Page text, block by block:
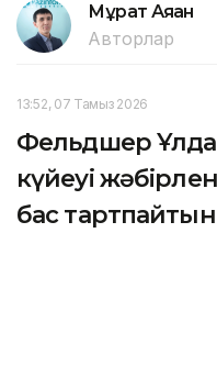
Мұрат Аяған
Авторлар
13:52, 07 Тамыз 2026
Фельдшер
күйеуі
бас